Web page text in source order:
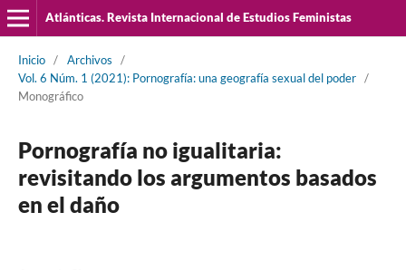
Atlánticas. Revista Internacional de Estudios Feministas
Inicio / Archivos
/
Vol. 6 Núm. 1 (2021): Pornografía: una geografía sexual del poder /
Monográfico
Pornografía no igualitaria:
revisitando los argumentos basados
en el daño